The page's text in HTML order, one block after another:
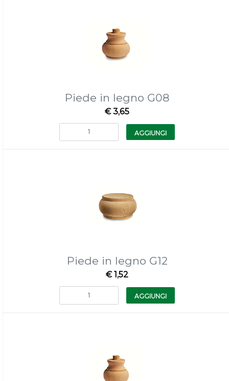
Piede in legno G08
€ 3,65
Quantità
AGGIUNGI
Piede in legno G12
€ 1,52
Quantità
AGGIUNGI